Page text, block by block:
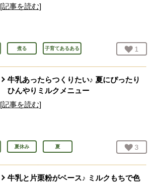
[記事を読む]
煮る 子育てあるある お気
1
牛乳あったらつくりたい♪ 夏にぴったり
ひんやりミルクメニュー
[記事を読む]
夏休み 夏 お気
3
牛乳と片栗粉がベース♪ ミルクもちで色